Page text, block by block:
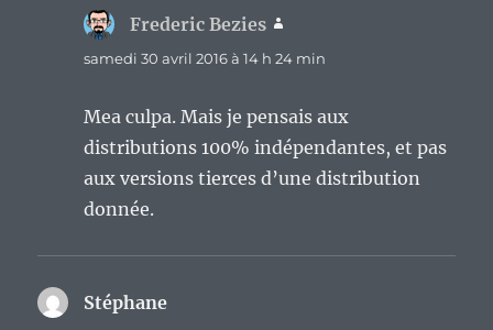
Frederic Bezies
samedi 30 avril 2016 à 14 h 24 min
Mea culpa. Mais je pensais aux
distributions 100% indépendantes, et pas
aux versions tierces d’une distribution
donnée.
Stéphane